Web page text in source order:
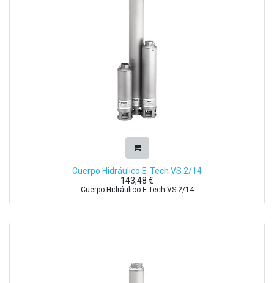
Cuerpo Hidráulico E-Tech VS 2/14
143,48 €
Cuerpo Hidráulico E-Tech VS 2/14